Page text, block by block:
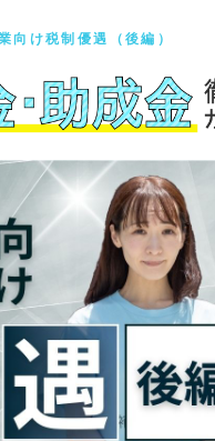
向け税制優遇（後編）